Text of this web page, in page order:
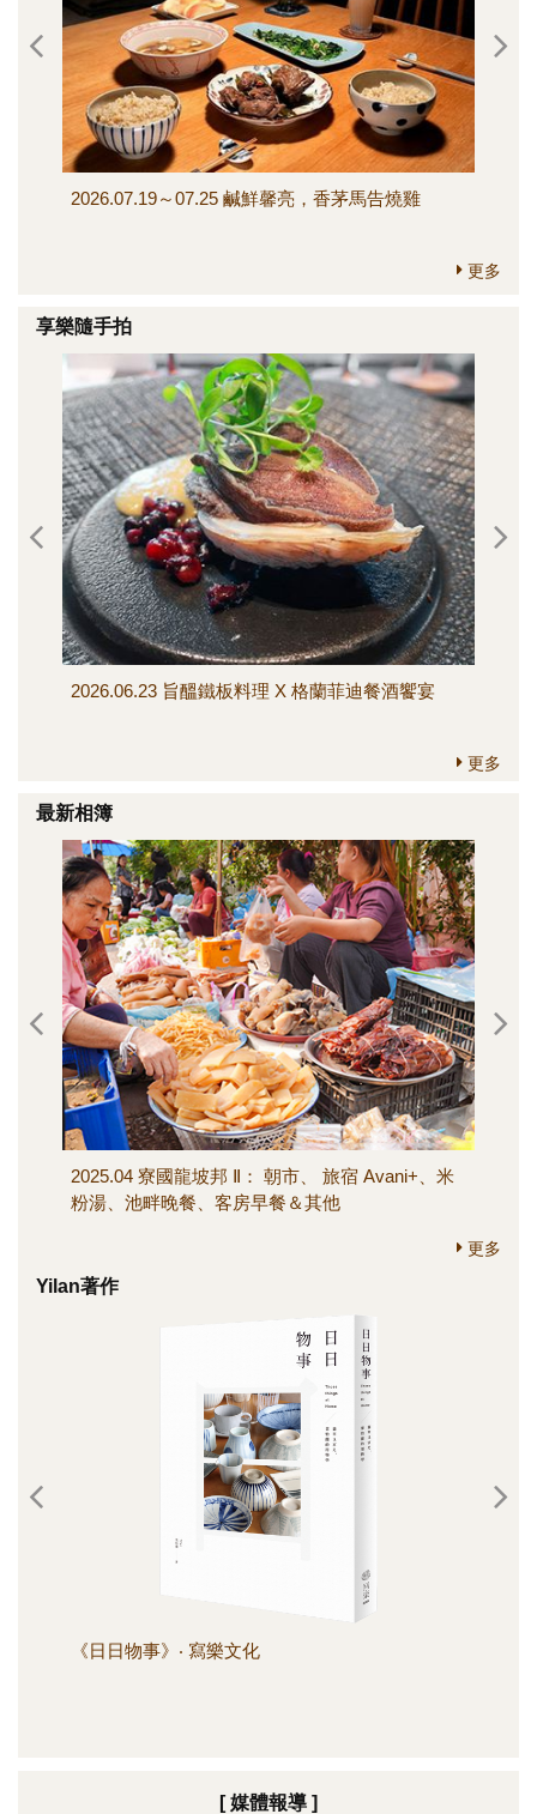
2026.07.19～07.25 鹹鮮馨亮，香茅馬告燒雞
更多
享樂隨手拍
2026.06.23 旨醞鐵板料理 X 格蘭菲迪餐酒饗宴
更多
最新相簿
2025.04 寮國龍坡邦 Ⅱ： 朝市、 旅宿 Avani+、米
粉湯、池畔晚餐、客房早餐＆其他
更多
Yilan著作
《日日物事》‧ 寫樂文化
[ 媒體報導 ]